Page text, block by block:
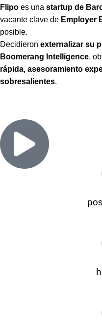
Flipo es una startup de
vacante clave de Employer
posible.
Decidieron externalizar su
Boomerang Intelligence,
rápida, asesoramiento
sobresalientes.